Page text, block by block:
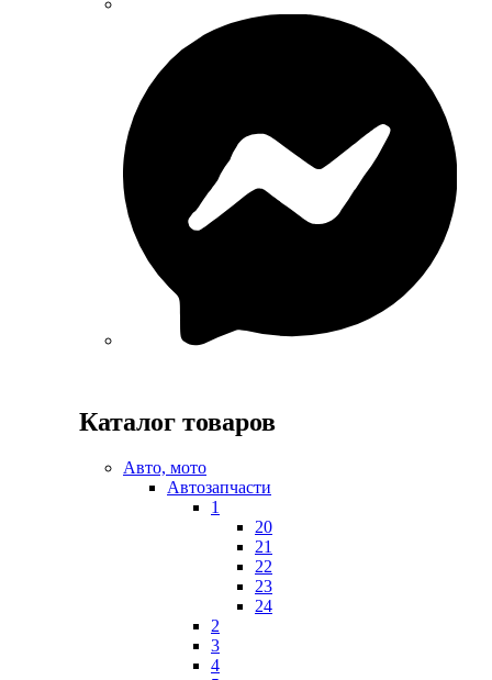
Каталог товаров
Авто, мото
Автозапчасти
1
20
21
22
23
24
2
3
4